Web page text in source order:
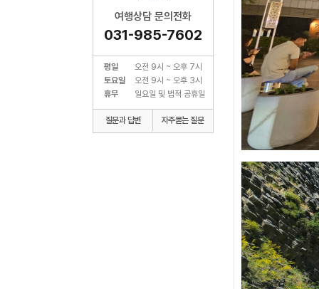
여행상담 문의전화
031-985-7602
평일
오전 9시 ~ 오후 7시
토요일
오전 9시 ~ 오후 3시
휴무
일요일 및 법적 공휴일
질문과 답변 자주묻는 질문